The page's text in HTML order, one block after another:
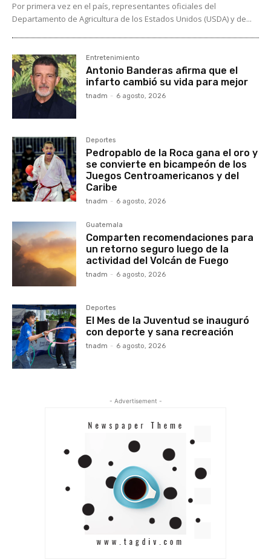
Por primera vez en el país, representantes oficiales del
Departamento de Agricultura de los Estados Unidos (USDA) y de...
Entretenimiento
Antonio Banderas afirma que el
infarto cambió su vida para mejor
tnadm - 6 agosto, 2026
Deportes
Pedropablo de la Roca gana el oro y
se convierte en bicampeón de los
Juegos Centroamericanos y del
Caribe
tnadm - 6 agosto, 2026
Guatemala
Comparten recomendaciones para
un retorno seguro luego de la
actividad del Volcán de Fuego
tnadm - 6 agosto, 2026
Deportes
El Mes de la Juventud se inauguró
con deporte y sana recreación
tnadm - 6 agosto, 2026
- Advertisement -